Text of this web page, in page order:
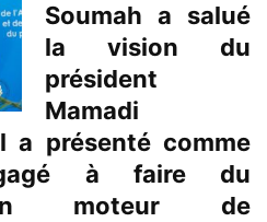
Soumah a salué
la vision du
président
Mamadi
a présenté comme
à faire du
moteur de